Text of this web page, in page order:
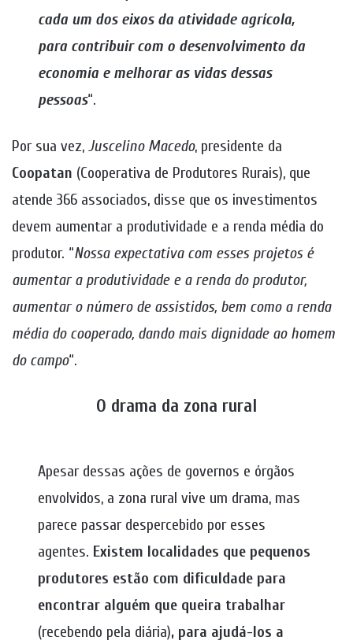
cada um dos eixos da atividade agrícola,
para contribuir com o desenvolvimento da
economia e melhorar as vidas dessas
pessoas“.
Por sua vez, Juscelino Macedo, presidente da
Coopatan (Cooperativa de Produtores Rurais), que
atende 366 associados, disse que os investimentos
devem aumentar a produtividade e a renda média do
produtor. “Nossa expectativa com esses projetos é
aumentar a produtividade e a renda do produtor,
aumentar o número de assistidos, bem como a renda
média do cooperado, dando mais dignidade ao homem
do campo“.
O drama da zona rural
Apesar dessas ações de governos e órgãos
envolvidos, a zona rural vive um drama, mas
parece passar despercebido por esses
agentes. Existem localidades que pequenos
produtores estão com dificuldade para
encontrar alguém que queira trabalhar
(recebendo pela diária), para ajudá-los a